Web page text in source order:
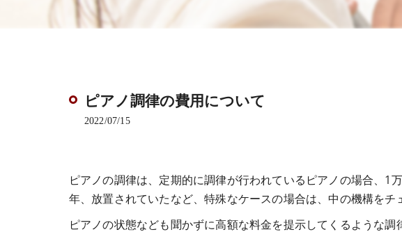
ピアノ調律の費用について
2022/07/15
ピアノの調律は、定期的に調律が行われているピアノの場合、1
年、放置されていたなど、特殊なケースの場合は、中の機構をチ
ピアノの状態なども聞かずに高額な料金を提示してくるような調